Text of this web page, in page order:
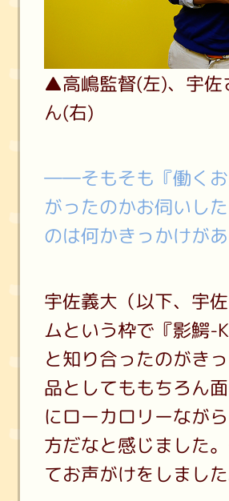
▲高嶋監督(左)、宇佐
ん(右)
――そもそも『働くお
がったのかお伺いし
のは何かきっかけが
宇佐義大（以下、宇
ムという枠で『影鰐-
と知り合ったのがき
品としてももちろん
にローカロリーなが
方だなと感じました
てお声がけをしました